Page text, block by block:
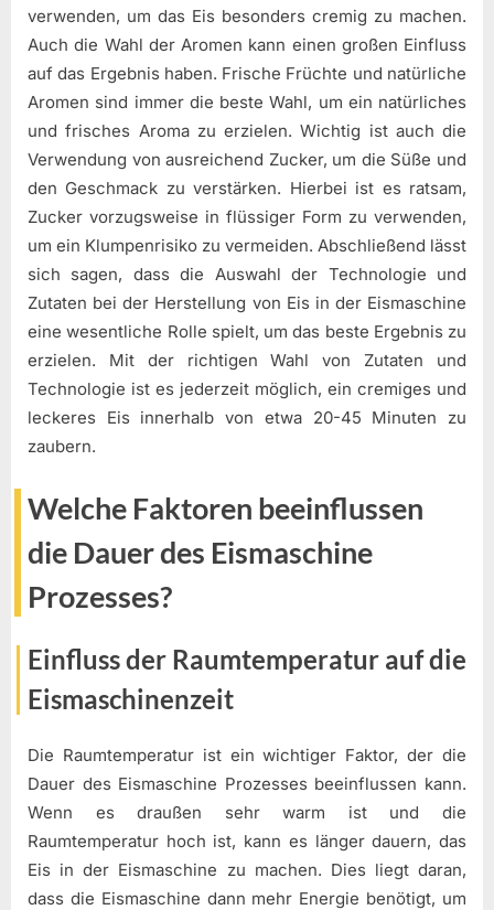
verwenden, um das Eis besonders cremig zu machen.
Auch die Wahl der Aromen kann einen großen Einfluss
auf das Ergebnis haben. Frische Früchte und natürliche
Aromen sind immer die beste Wahl, um ein natürliches
und frisches Aroma zu erzielen. Wichtig ist auch die
Verwendung von ausreichend Zucker, um die Süße und
den Geschmack zu verstärken. Hierbei ist es ratsam,
Zucker vorzugsweise in flüssiger Form zu verwenden,
um ein Klumpenrisiko zu vermeiden. Abschließend lässt
sich sagen, dass die Auswahl der Technologie und
Zutaten bei der Herstellung von Eis in der Eismaschine
eine wesentliche Rolle spielt, um das beste Ergebnis zu
erzielen. Mit der richtigen Wahl von Zutaten und
Technologie ist es jederzeit möglich, ein cremiges und
leckeres Eis innerhalb von etwa 20-45 Minuten zu
zaubern.
Welche Faktoren beeinflussen
die Dauer des Eismaschine
Prozesses?
Einfluss der Raumtemperatur auf die
Eismaschinenzeit
Die Raumtemperatur ist ein wichtiger Faktor, der die
Dauer des Eismaschine Prozesses beeinflussen kann.
Wenn es draußen sehr warm ist und die
Raumtemperatur hoch ist, kann es länger dauern, das
Eis in der Eismaschine zu machen. Dies liegt daran,
dass die Eismaschine dann mehr Energie benötigt, um